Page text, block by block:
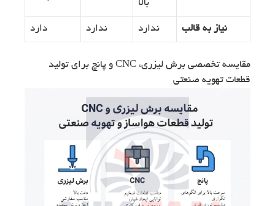
بالا
نیاز به قالب ندارد ندارد دارد
مقایسه تخصصی برش لیزری، CNC و پانچ برای تولید
قطعات تهویه صنعتی